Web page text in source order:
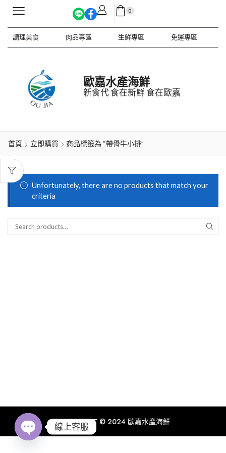
0
調理美食 肉品專區 生鮮專區 免運專區
歐嘉水產海鮮
新食代 食在新鮮 食在歐嘉
首頁 立即購買 商品標籤為 “帶骨牛小排”
Unfortunately, there are no products that match your
criteria
COPYRIGHT © 2024 歐嘉水產海鮮
線上客服